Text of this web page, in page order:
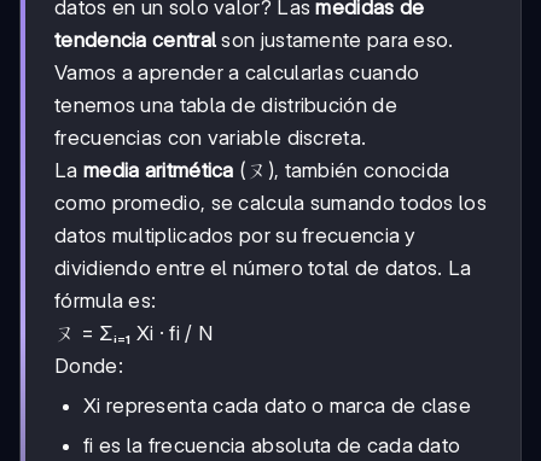
datos en un solo valor? Lasmedidas de
tendencia central son justamente para eso.
Vamos a aprender a calcularlas cuando
tenemos una tabla de distribución de
frecuencias con variable discreta.
La media aritmética (ㄡ), también conocida
como promedio, se calcula sumando todos los
datos multiplicados por su frecuencia y
dividiendo entre el número total de datos. La
fórmula es:
ㄡ = Σᵢ₌₁ Xi · fi / N
Donde:
Xi representa cada dato o marca de clase
fi es la frecuencia absoluta de cada dato